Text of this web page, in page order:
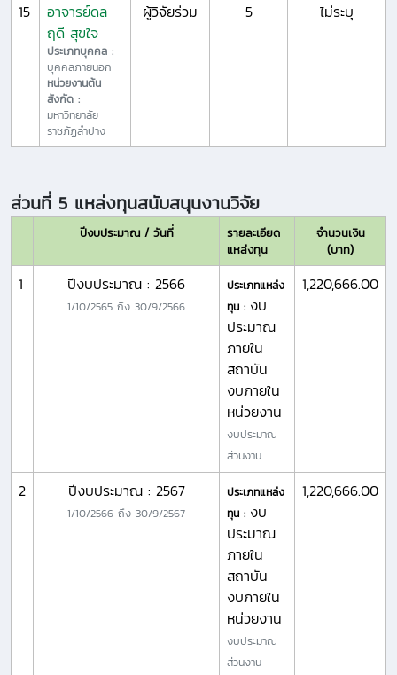
15
อาจารย์ดล
ฤดี สุขใจ
ประเภทบุคคล :
บุคคลภายนอก
หน่วยงานต้น
สังกัด :
มหาวิทยาลัย
ราชภัฏลำปาง
ผู้วิจัยร่วม 5 ไม่ระบุ
ส่วนที่ 5 แหล่งทุนสนับสนุนงานวิจัย
ปีงบประมาณ / วันที่
รายละเอียด
แหล่งทุน
จำนวนเงิน
(บาท)
1 ปีงบประมาณ : 2566
1/10/2565 ถึง 30/9/2566
ประเภทแหล่ง
ทุน : งบ
ประมาณ
ภายใน
สถาบัน
งบภายใน
หน่วยงาน
งบประมาณ
ส่วนงาน
1,220,666.00
2 ปีงบประมาณ : 2567
1/10/2566 ถึง 30/9/2567
ประเภทแหล่ง
ทุน : งบ
ประมาณ
ภายใน
สถาบัน
งบภายใน
หน่วยงาน
งบประมาณ
ส่วนงาน
1,220,666.00